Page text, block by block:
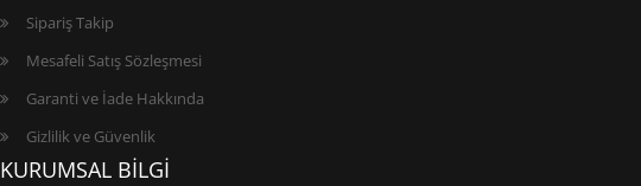
Sipariş Takip
Mesafeli Satış Sözleşmesi
Garanti ve İade Hakkında
Gizlilik ve Güvenlik
KURUMSAL BİLGİ